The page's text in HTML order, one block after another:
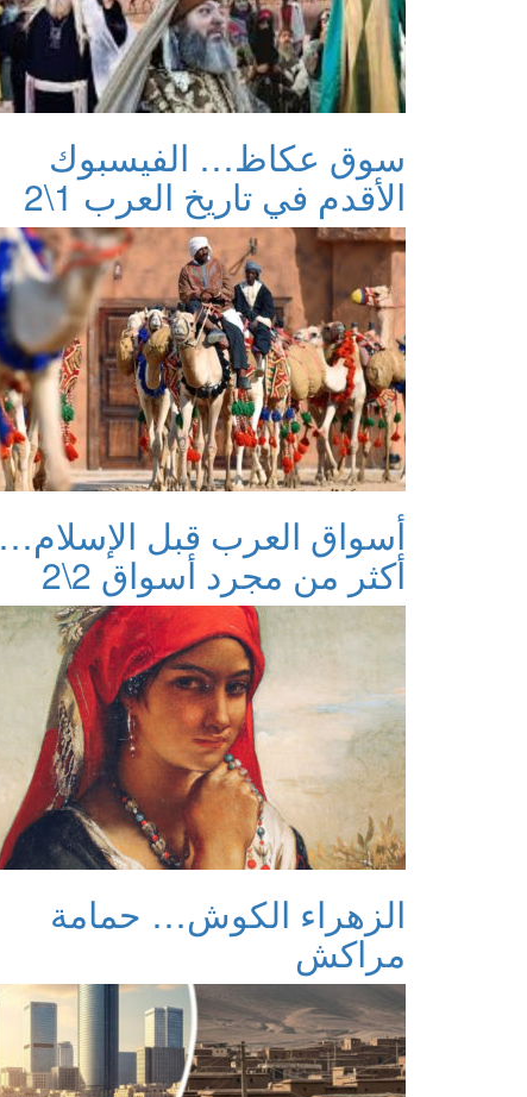
سوق عكاظ… الفيسبوك
الأقدم في تاريخ العرب 1\2
أسواق العرب قبل الإسلام…
أكثر من مجرد أسواق 2\2
الزهراء الكوش… حمامة
مراكش